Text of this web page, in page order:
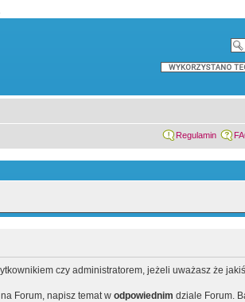
Regulamin
czy administratorem, jeżeli uważasz że
Forum, napisz temat w odpowiednim dziale Forum.